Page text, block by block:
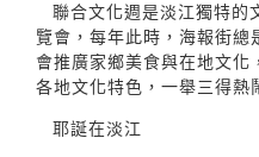
聯合文化週是淡江獨特的
覽會，每年此時，海報街總
會推廣家鄉美食與在地文
各地文化特色，一舉三得熱
耶誕在淡江